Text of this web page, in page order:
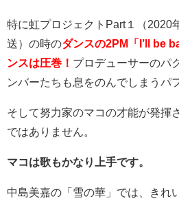
特に虹プロジェクトPart１（2020
送）の時のダンスの2PM「I’ll be
ンスは圧巻！ プロデューサーのパ
ンバーたちも息をのんでしまうパ
そして努力家のマコの才能が発揮
ではありません。
マコは歌もかなり上手です。
中島美嘉の「雪の華」では、きれ